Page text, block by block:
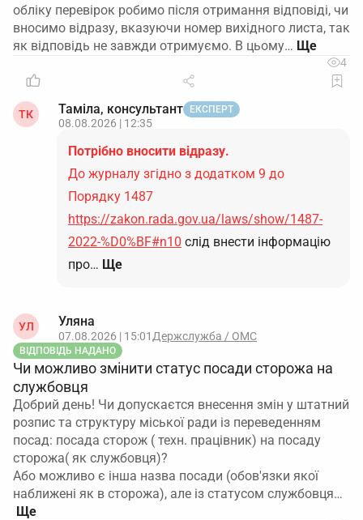
обліку перевірок робимо після отримання відповіді, чи
вносимо відразу, вказуючи номер вихідного листа, так
як відповідь не завжди отримуємо. В цьому…
4
ТК Таміла, консультант ЕКСПЕРТ
08.08.2026 | 12:35
Потрібно вносити відразу.
До журналу згідно з додатком 9 до
Порядку 1487
https://zakon.rada.gov.ua/laws/show/1487-
2022-%D0%BF#n10 слід внести інформацію
про… Ще
УЛ Уляна
07.08.2026 | 15:01 Держслужба / ОМС
ВІДПОВІДЬ НАДАНО
Чи можливо змінити статус посади сторожа на
службовця
Добрий день! Чи допускаєтся внесення змін у штатний
розпис та структуру міської ради із переведенням
посад: посада сторож ( техн. працівник) на посаду
сторожа( як службовця)?
Або можливо є інша назва посади (обов'язки якої
наближені як в сторожа), але із статусом службовця…